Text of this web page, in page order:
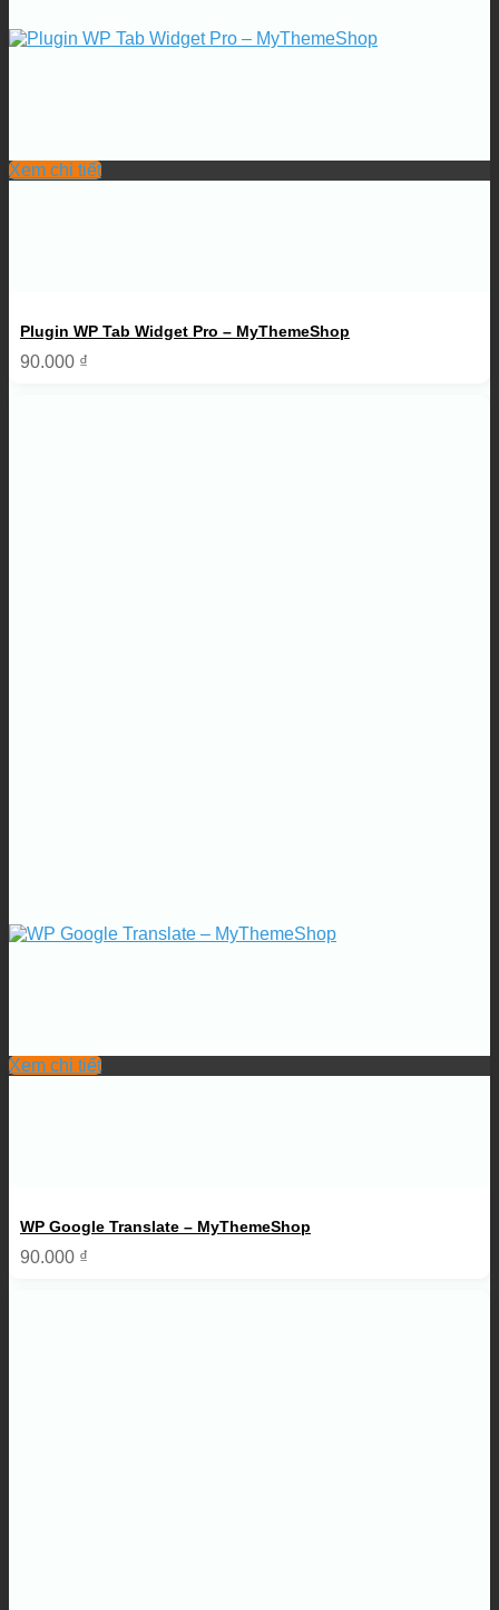
Xem chi tiết
Plugin WP Tab Widget Pro – MyThemeShop
90.000 ₫
Xem chi tiết
WP Google Translate – MyThemeShop
90.000 ₫